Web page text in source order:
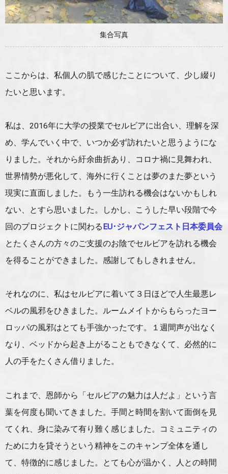
集合写真
ここからは、私個人の肌で感じたことについて、少し綴り
たいと思います。
私は、2016年に大学の授業でセルビアに出合い、理解を深
め、学んでいく中で、いつか必ず訪れたいと思うようにな
りました。それから紆余曲折あり、コロナ禍に見舞われ、
世界情勢が悪化して、海外に行くことは夢のまた夢という
現実に直面しました。もう一生訪れる機会はないかもしれ
ない、とすら思いました。しかし、こうした早い段階で今
回のプロジェクトに関わる EU･ジャパンフェスト日本委員会
とたくさんの方々のご支援のお陰でセルビアを訪れる機会
を得ることができました。感謝してもしきれません。
それなのに、私はセルビアに着いて３日ほどで人生最悪レ
ベルの風邪をひきました。ルームメイトからもらったヨー
ロッパの風邪はとても手強かったです。１週間声が出なく
なり、ベッドから起き上がることもできなくて、必然的に
人の手をたくさん借りました。
これまで、恩師から「セルビアの魅力は人だよ」という言
葉を何度も聞いてきました。手間と時間を割いて面倒を見
てくれ、身に染みて有り難く感じました。コミュニティの
ために力を貸そうという精神をこのキャンプ全体を通し
て、特徴的に感じました。とても心が温かく、人との時間